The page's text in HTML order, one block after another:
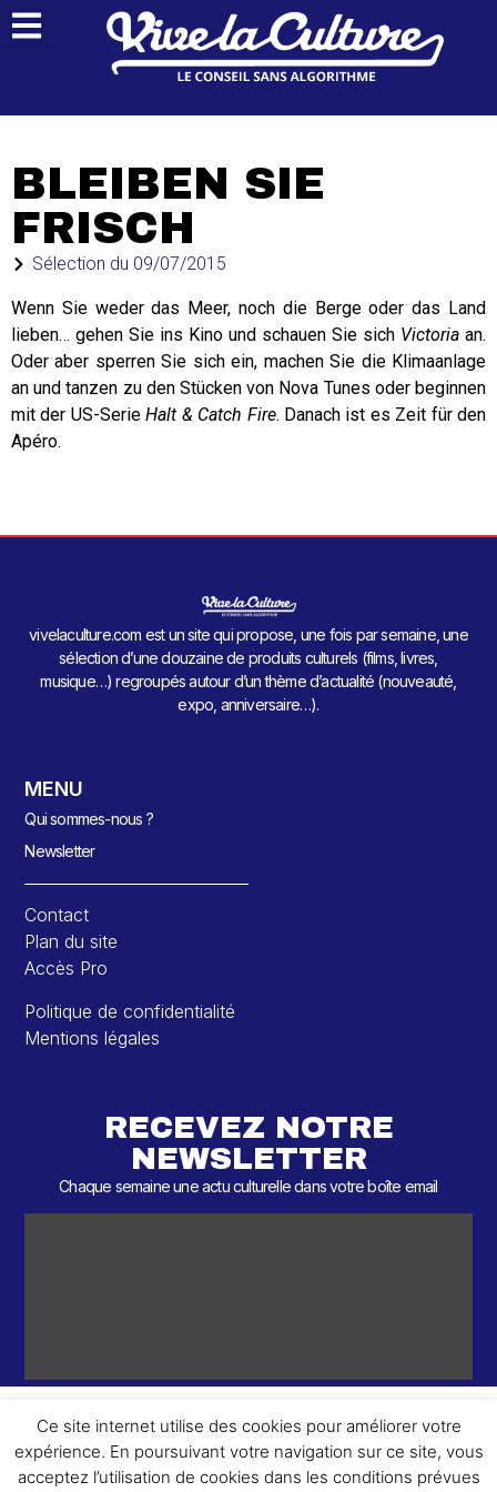
BLEIBEN SIE
FRISCH
Sélection du 09/07/2015
Wenn Sie weder das Meer, noch die Berge oder das Land
lieben… gehen Sie ins Kino und schauen Sie sich Victoria an.
Oder aber sperren Sie sich ein, machen Sie die Klimaanlage
an und tanzen zu den Stücken von Nova Tunes oder beginnen
mit der US-SerieHalt & Catch Fire. Danach ist es Zeit für den
Apéro.
vivelaculture.com est un site qui propose, une fois par semaine, une
sélection d’une douzaine de produits culturels (films, livres,
musique…) regroupés autour d’un thème d’actualité (nouveauté,
expo, anniversaire…).
MENU
Qui sommes-nous ?
Newsletter
Contact
Plan du site
Accès Pro
Politique de confidentialité
Mentions légales
RECEVEZ NOTRE
NEWSLETTER
Chaque semaine une actu culturelle dans votre boîte email
© 2026 – 2 ème Round – Tous droits réservés.
Ce site internet utilise des cookies pour améliorer votre
expérience. En poursuivant votre navigation sur ce site, vous
acceptez l’utilisation de cookies dans les conditions prévues